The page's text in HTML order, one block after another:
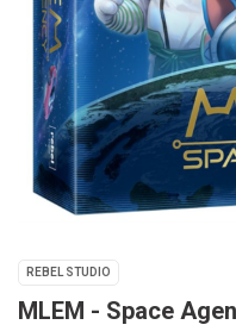
REBEL STUDIO
MLEM - Space